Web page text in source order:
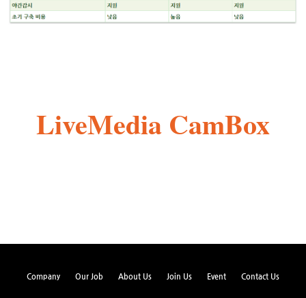
LiveMedia CamBox
Company Our Job About Us Join Us Event Contact Us